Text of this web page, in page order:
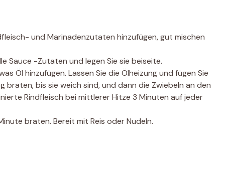
und Marinadenzutaten hinzufügen, gut mischen
Sauce -Zutaten und legen Sie sie beiseite.
Öl hinzufügen. Lassen Sie die Ölheizung und fügen Sie
braten, bis sie weich sind, und dann die Zwiebeln an den
Rindfleisch bei mittlerer Hitze 3 Minuten auf jeder
braten. Bereit mit Reis oder Nudeln.